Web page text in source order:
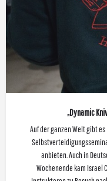
„Dynamic
Auf der ganzen Welt gibt
anbieten. Auch in
Wochenende kam Israel